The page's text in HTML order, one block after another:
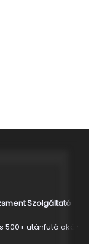
Szolgáltató
500+ utánfutó akár